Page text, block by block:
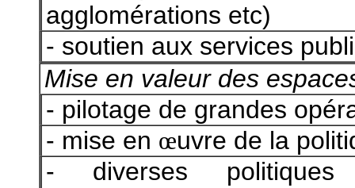
agglomérations etc)
- soutien aux services
Mise en valeur des
- pilotage de grandes
- mise en œuvre de la
- diverses politiques